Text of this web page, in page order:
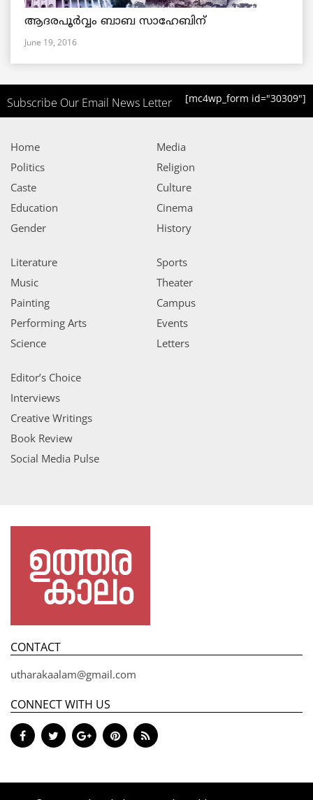
ആദരപൂര്‍വ്വം ബാബ സാഹേബിന്
June 19, 2016
Subscribe Our Email News Letter [mc4wp_form id="30309"]
Home
Politics
Caste
Education
Gender
Media
Religion
Culture
Cinema
History
Literature
Music
Painting
Performing Arts
Science
Sports
Theater
Campus
Events
Letters
Editor’s Choice
Interviews
Creative Writings
Book Review
Social Media Pulse
CONTACT
utharakaalam@gmail.com
CONNECT WITH US